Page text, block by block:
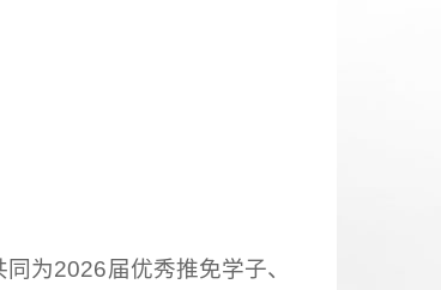
为2026届优秀推免学子、